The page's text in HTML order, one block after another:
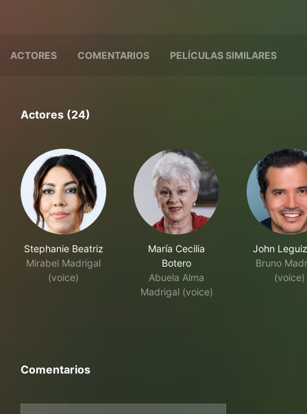
ACTORES COMENTARIOS PELÍCULAS SIMILARES
Actores (24)
Stephanie Beatriz
Mirabel Madrigal
(voice)
María Cecilia
Botero
Abuela Alma
Madrigal (voice)
John
Bruno
(voice)
Comentarios